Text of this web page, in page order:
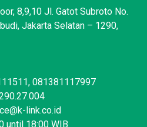
8,9,10 Jl. Gatot Subroto No.
Jakarta Selatan – 1290,
081381117997
link.co.id
until 18:00 WIB